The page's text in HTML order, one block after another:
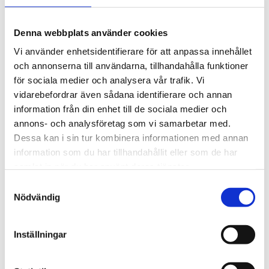
Denna webbplats använder cookies
Vi använder enhetsidentifierare för att anpassa innehållet
och annonserna till användarna, tillhandahålla funktioner
för sociala medier och analysera vår trafik. Vi
vidarebefordrar även sådana identifierare och annan
information från din enhet till de sociala medier och
annons- och analysföretag som vi samarbetar med.
Dessa kan i sin tur kombinera informationen med annan
information som du har tillhandahållit eller som de har
Nödvändig
Inställningar
Sensotox 2 kan anslutas via Modbus till GasVisor
gaslarmpanel som övervakar varje sensors status och
larm, med många olika kontrollmöjligheter, indikationer
och alternativ. Dessutom har enheten en 4-20 mA
utgång som kan anslutas till GasVisor larmcentral med
upp till 8 analoga ingångar.
STÄLL EN FRÅGA OM PRODUKTEN
Omdömen